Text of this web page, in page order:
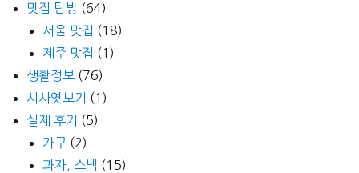
맛집 탐방 (64)
서울 맛집 (18)
제주 맛집 (1)
생활정보 (76)
시사엿보기
(1)
실제 후기
(5)
가구 (2)
과자, 스낵 (15)